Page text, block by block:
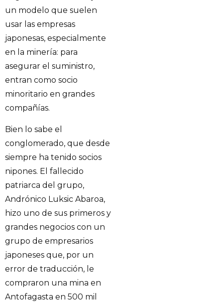
un modelo que suelen
usar las empresas
japonesas, especialmente
en la minería: para
asegurar el suministro,
entran como socio
minoritario en grandes
compañías.
Bien lo sabe el
conglomerado, que desde
siempre ha tenido socios
nipones. El fallecido
patriarca del grupo,
Andrónico Luksic Abaroa,
hizo uno de sus primeros y
grandes negocios con un
grupo de empresarios
japoneses que, por un
error de traducción, le
compraron una mina en
Antofagasta en 500 mil